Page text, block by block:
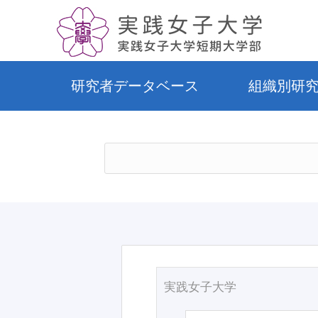
研究者データベース 組織別研
実践女子大学